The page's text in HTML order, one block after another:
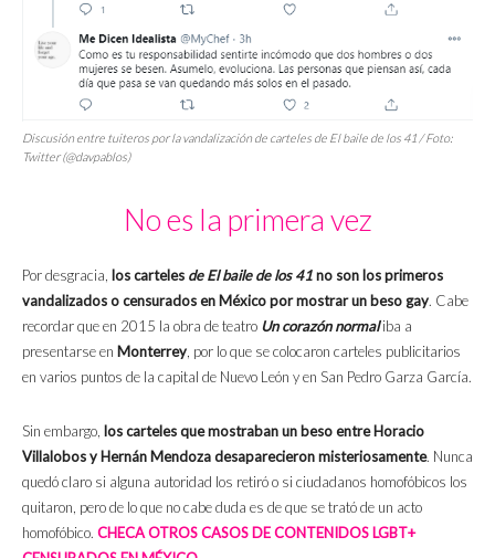
Discusión entre tuiteros por la vandalización de carteles de El baile de los 41 / Foto:
Twitter (@davpablos)
No es la primera vez
Por desgracia, los carteles de El baile de los 41no son los primeros
vandalizados o censurados en México por mostrar un beso gay. Cabe
recordar que en 2015 la obra de teatro Un corazón normaliba a
presentarse en Monterrey, por lo que se colocaron carteles publicitarios
en varios puntos de la capital de Nuevo León y en San Pedro Garza García.
Sin embargo, los carteles que mostraban un beso entre Horacio
Villalobos y Hernán Mendoza desaparecieron misteriosamente. Nunca
quedó claro si alguna autoridad los retiró o si ciudadanos homofóbicos los
quitaron, pero de lo que no cabe duda es de que se trató de un acto
homofóbico. CHECA OTROS CASOS DE CONTENIDOS LGBT+